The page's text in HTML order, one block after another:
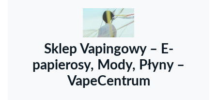
Sklep Vapingowy – E-
papierosy, Mody, Płyny –
VapeCentrum